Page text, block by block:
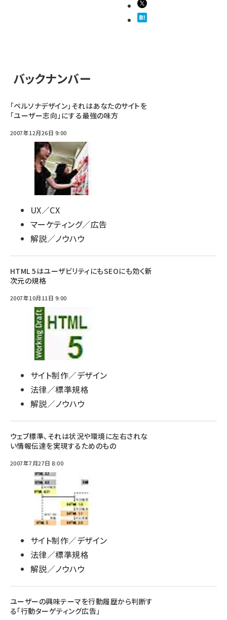
バックナンバー
「ペルソナデザイン」それはあなたのサイトを
「ユーザー志向」にする最強の味方
2007年12月26日 9:00
UX／CX
マーケティング／広告
解説／ノウハウ
HTML 5はユーザビリティにもSEOにも効く新
次元の規格
2007年10月11日 9:00
サイト制作／デザイン
法律／標準規格
解説／ノウハウ
ウェブ標準、それは状況や環境に左右されな
い情報伝達を実現するためのもの
2007年7月27日 8:00
サイト制作／デザイン
法律／標準規格
解説／ノウハウ
ユーザーの興味テーマを行動履歴から判断す
る「行動ターゲティング広告」